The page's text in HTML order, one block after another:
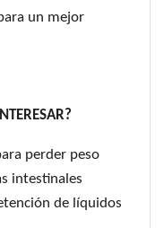
un mejor
perder peso
intestinales
de líquidos